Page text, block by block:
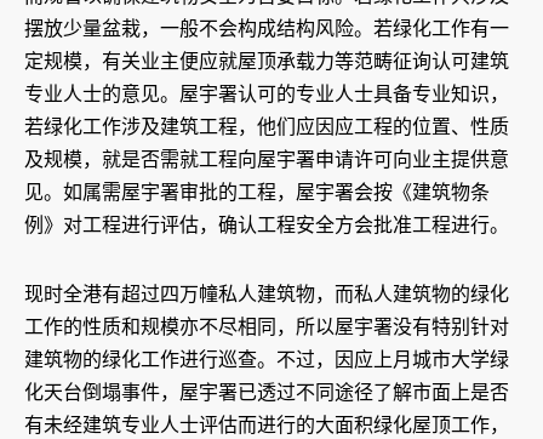
摆放少量盆栽，一般不会构成结构风险。若绿化工作有一
定规模，有关业主便应就屋顶承载力等范畴征询认可建筑
专业人士的意见。屋宇署认可的专业人士具备专业知识，
若绿化工作涉及建筑工程，他们应因应工程的位置、性质
及规模，就是否需就工程向屋宇署申请许可向业主提供意
见。如属需屋宇署审批的工程，屋宇署会按《建筑物条
例》对工程进行评估，确认工程安全方会批准工程进行。
现时全港有超过四万幢私人建筑物，而私人建筑物的绿化
工作的性质和规模亦不尽相同，所以屋宇署没有特别针对
建筑物的绿化工作进行巡查。不过，因应上月城市大学绿
化天台倒塌事件，屋宇署已透过不同途径了解市面上是否
有未经建筑专业人士评估而进行的大面积绿化屋顶工作，